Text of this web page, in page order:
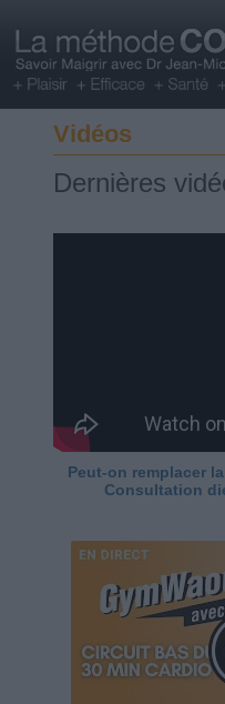
Vidéos
Dernières
Peut-on remplacer
Consultation